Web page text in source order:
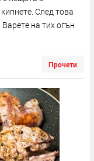
След това
на тих огън
Прочети